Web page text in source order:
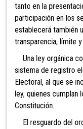
tanto en la
participación en los
establecerá también
transparencia, límite
Una ley orgánica
sistema de registro
Electoral, al que se
ley, quienes
Constitución.
El resguardo del